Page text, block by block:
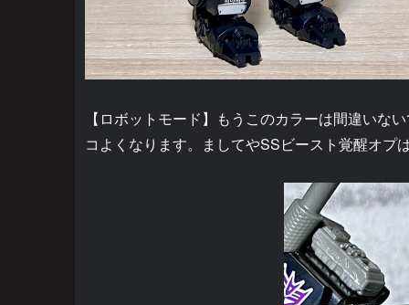
【ロボットモード】もうこのカラーは間違いな
コよくなります。ましてやSSビースト覚醒オプ